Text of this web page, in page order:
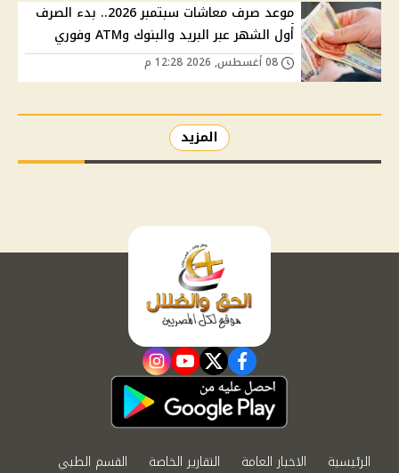
موعد صرف معاشات سبتمبر 2026.. بدء الصرف
أول الشهر عبر البريد والبنوك وATM وفوري
المزيد
facebook
twitter
youtube
instagram
الرئيسية الاخبار العامة التقارير الخاصة القسم الطبي